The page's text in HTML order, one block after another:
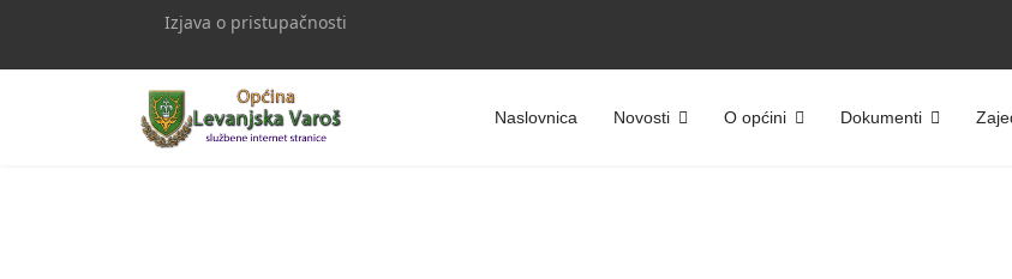
Izjava o pristupačnosti
Naslovnica Novosti O općini Dokumenti